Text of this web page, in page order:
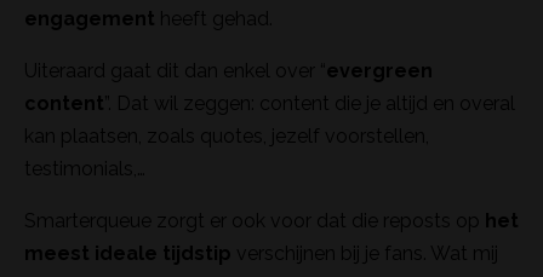
engagement heeft gehad.
Uiteraard gaat dit dan enkel over “evergreen
content”. Dat wil zeggen: content die je altijd en overal
kan plaatsen, zoals quotes, jezelf voorstellen,
testimonials,…
Smarterqueue zorgt er ook voor dat die reposts op
het
meest ideale tijdstip verschijnen bij je fans. Wat mij